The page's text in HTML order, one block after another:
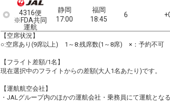
4316便
※FDA共同
運航
静岡
17:00
福岡
18:45
6
【空席状況】
○:空席あり(9席以上) 1～8:残席数(1～8席) ×：予約不可
【フライト差額/1名】
現在選択中のフライトからの差額(大人1名あたり)です。
【運航航空会社】
・JALグループ内のほかの運航会社・乗務員にて運航とな